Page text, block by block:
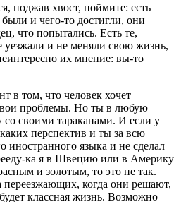
поджав хвост, поймите: есть
и чего-то достигли, они
что попытались. Есть те,
уезжали и не меняли свою жизнь,
их мнение: вы-то
в том, что человек хочет
проблемы. Но ты в любую
со своими тараканами. И если у
перспектив и ты за всю
иностранного языка и не сделал
ка я в Швецию или в Америку
и золотым, то это не так.
когда они решают,
классная жизнь. Возможно